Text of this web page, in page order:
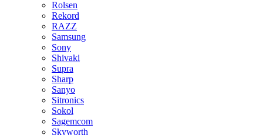
Rolsen
Rekord
RAZZ
Samsung
Sony
Shivaki
Supra
Sharp
Sanyo
Sitronics
Sokol
Sagemcom
Skyworth